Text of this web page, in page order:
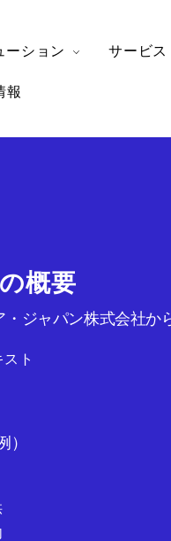
ーション サービス
報
概要
ジャパン株式会社か
ト
）